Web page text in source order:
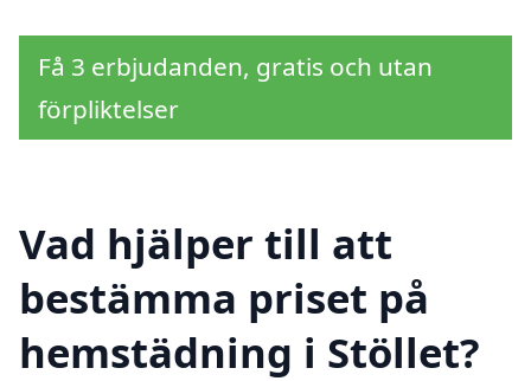
Få 3 erbjudanden, gratis och utan
förpliktelser
Vad hjälper till att
bestämma priset på
hemstädning i Stöllet?